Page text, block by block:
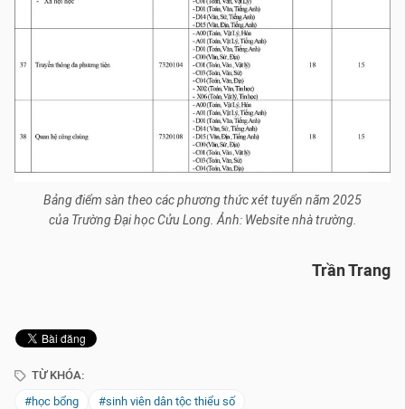
Bảng điểm sàn theo các phương thức xét tuyển năm 2025
của Trường Đại học Cửu Long. Ảnh: Website nhà trường.
Trần Trang
TỪ KHÓA:
#học bổng
#sinh viên dân tộc thiểu số